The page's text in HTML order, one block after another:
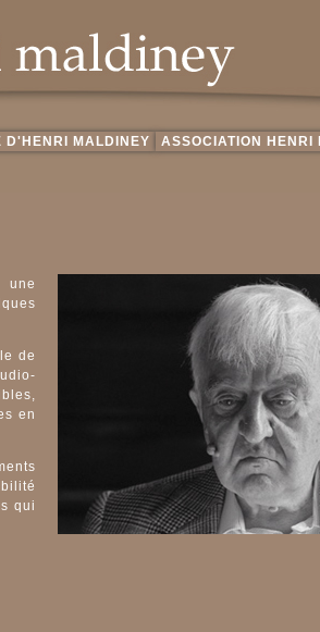
D'HENRI MALDINEY ASSOCIATION HENRI
une
de
en
qui